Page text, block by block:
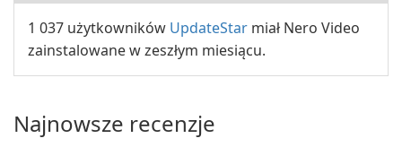
1 037 użytkowników UpdateStar miał Nero Video
zainstalowane w zeszłym miesiącu.
Najnowsze recenzje